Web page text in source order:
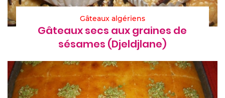
Gâteaux algériens
Gâteaux secs aux graines de
sésames (Djeldjlane)